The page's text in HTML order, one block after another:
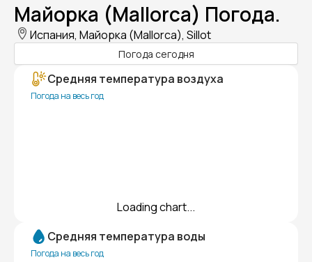
Майорка (Mallorca) Погода.
Испания, Майорка (Mallorca), Sillot
Погода сегодня
Средняя температура воздуха
Погода на весь год
Loading chart...
Средняя температура воды
Погода на весь год